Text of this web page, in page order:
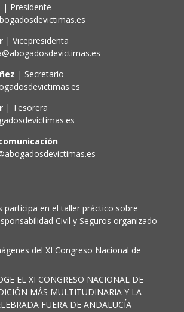
| Presidente
| Vicepresidenta
| Secretario
| Tesorera
participa en el taller práctico sobre
Civil y Seguros organizado
del XI Congreso Nacional de
EL XI CONGRESO NACIONAL DE
MÁS MULTITUDINARIA Y LA
FUERA DE ANDALUCÍA